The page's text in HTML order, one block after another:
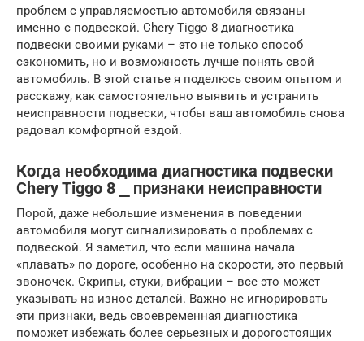
проблем с управляемостью автомобиля связаны
именно с подвеской. Chery Tiggo 8 диагностика
подвески своими руками – это не только способ
сэкономить, но и возможность лучше понять свой
автомобиль. В этой статье я поделюсь своим опытом и
расскажу, как самостоятельно выявить и устранить
неисправности подвески, чтобы ваш автомобиль снова
радовал комфортной ездой.
Когда необходима диагностика подвески
Chery Tiggo 8 ⎯ признаки неисправности
Порой, даже небольшие изменения в поведении
автомобиля могут сигнализировать о проблемах с
подвеской. Я заметил, что если машина начала
«плавать» по дороге, особенно на скорости, это первый
звоночек. Скрипы, стуки, вибрации – все это может
указывать на износ деталей. Важно не игнорировать
эти признаки, ведь своевременная диагностика
поможет избежать более серьезных и дорогостоящих